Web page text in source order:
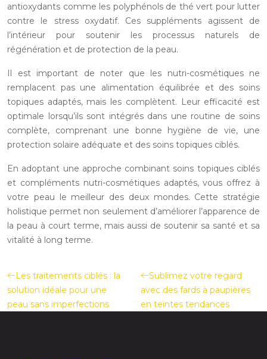
antioxydants comme les polyphénols de thé vert pour lutter
contre le stress oxydatif. Ces suppléments agissent de
l’intérieur pour soutenir les processus naturels de
régénération et de protection de la peau.
Il est important de noter que les nutri-cosmétiques ne
remplacent pas une alimentation équilibrée et des soins
topiques adaptés, mais les complètent. Leur efficacité est
optimale lorsqu’ils sont intégrés dans une routine de soins
complète, comprenant une bonne hygiène de vie, une
protection solaire adéquate et des soins topiques ciblés.
En adoptant une approche combinant soins topiques ciblés
et compléments nutri-cosmétiques adaptés, vous offrez à
votre peau le meilleur des deux mondes. Cette stratégie
holistique permet non seulement d’améliorer l’apparence de
la peau à court terme, mais aussi de soutenir sa santé et sa
vitalité à long terme.
Les traitements ciblés : la
solution idéale pour une
peau sans imperfections
Sublimez votre regard
avec des fards à paupières
en teintes tendances